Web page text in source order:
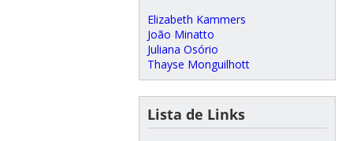
Elizabeth Kammers
João Minatto
Juliana Osório
Thayse Monguilhott
Lista de Links